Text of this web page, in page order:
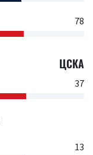
78
ЦСКА
37
13